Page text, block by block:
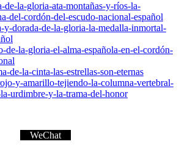
de-la-gloria-ata-montañas-y-ríos-la-
del-cordón-del-escudo-nacional-español
y-dorada-de-la-gloria-la-medalla-inmortal-
de-la-gloria-el-alma-española-en-el-cordón-
de-la-cinta-las-estrellas-son-eternas
y-amarillo-tejiendo-la-columna-vertebral-
urdimbre-y-la-trama-del-honor
WeChat